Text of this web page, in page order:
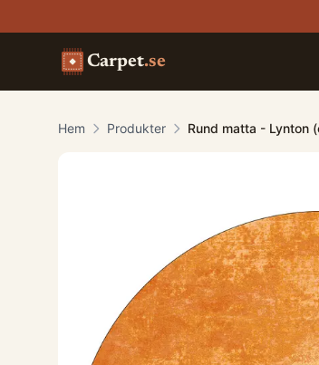
Carpet.se
Hem Produkter Rund matta - Lynton